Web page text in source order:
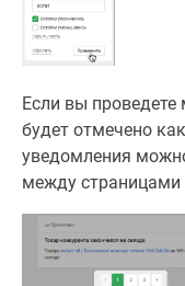
Если вы
будет отмечено
уведомления
между страницами